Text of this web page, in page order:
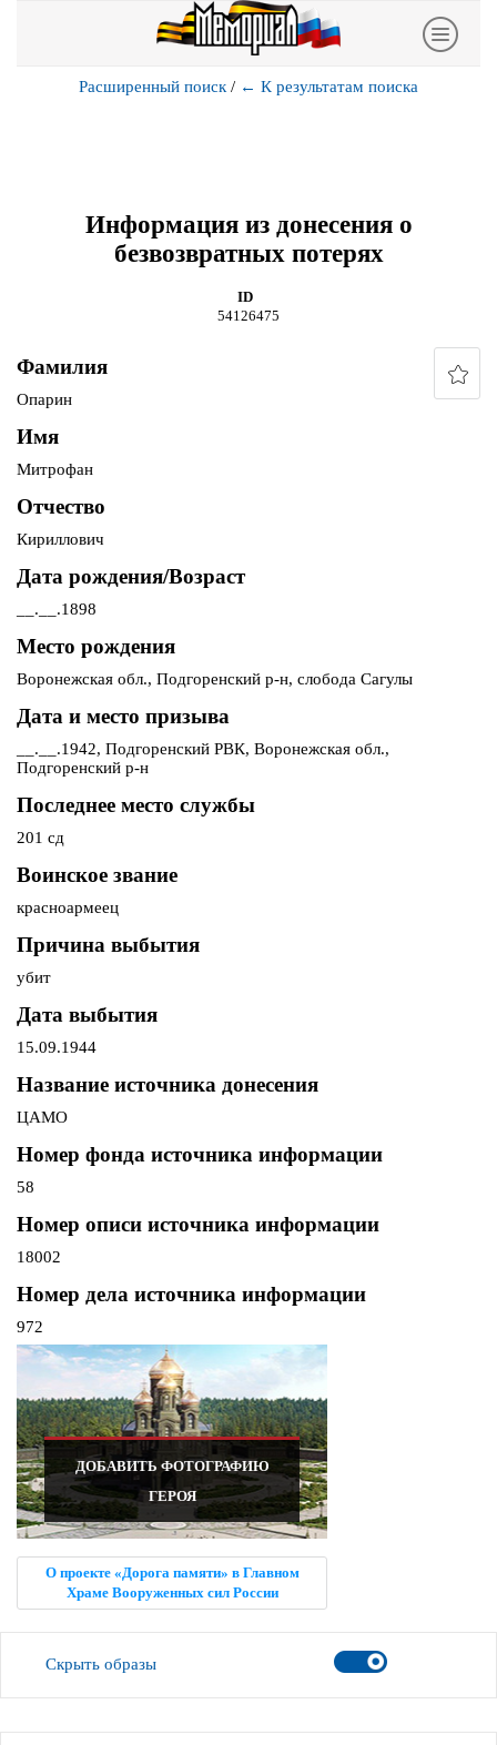
Расширенный поиск / ← К результатам поиска
Информация из донесения о
безвозвратных потерях
ID
54126475
Фамилия
Опарин
Имя
Митрофан
Отчество
Кириллович
Дата рождения/Возраст
__.__.1898
Место рождения
Воронежская обл., Подгоренский р-н, слобода Сагулы
Дата и место призыва
__.__.1942, Подгоренский РВК, Воронежская обл.,
Подгоренский р-н
Последнее место службы
201 сд
Воинское звание
красноармеец
Причина выбытия
убит
Дата выбытия
15.09.1944
Название источника донесения
ЦАМО
Номер фонда источника информации
58
Номер описи источника информации
18002
Номер дела источника информации
972
ДОБАВИТЬ ФОТОГРАФИЮ
ГЕРОЯ
О проекте «Дорога памяти» в Главном
Храме Вооруженных сил России
Скрыть образы